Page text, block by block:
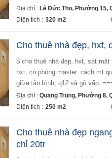
Địa chỉ : Lê Đức Thọ, Phường 15,
Diện tích : 320 m2
Cho thuê nhà đẹp, hxt,
$ cho thuê nhà đẹp, hxt, sát mặt tiền quang trung, p8, q gv $ - diện tích: 5 x 10m, 4 lầu. 5 pn, 4 wc. nhà đẹp,
hxt, có phòng master. cách mt
giữa tân bình, q12 và gò vấp.
Địa chỉ : Quang Trung, Phường 8,
Diện tích : 250 m2
Cho thuê nhà đẹp
chỉ 20tr